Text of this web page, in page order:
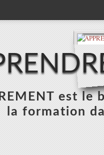
est
la formation